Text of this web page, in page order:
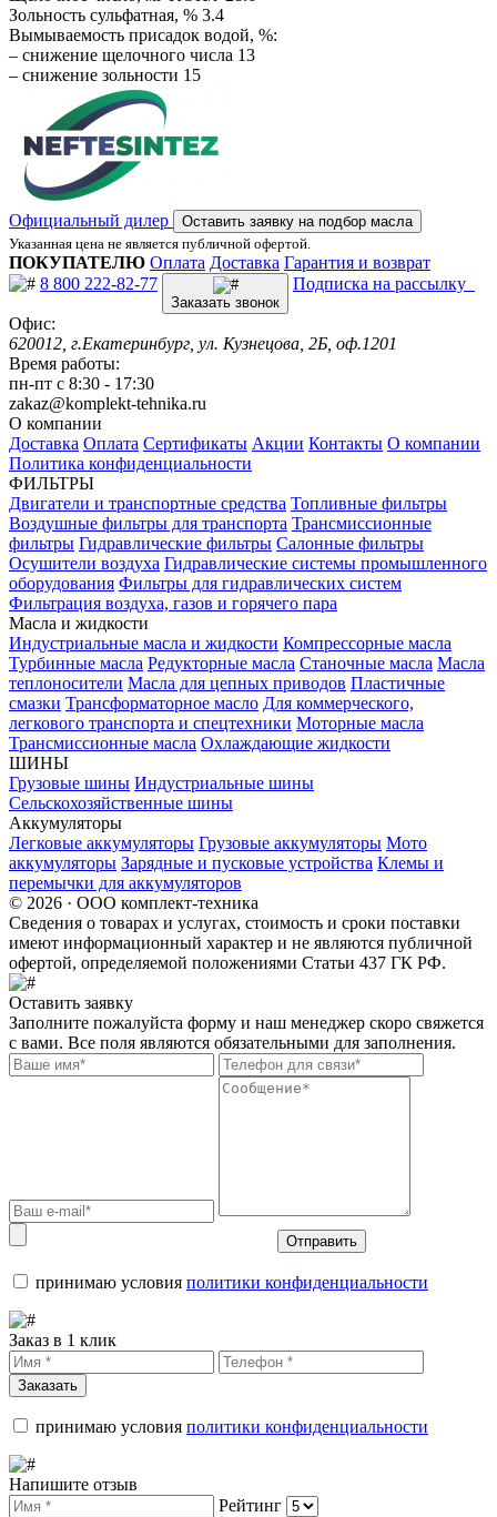
Зольность сульфатная, % 3.4
Вымываемость присадок водой, %:
– снижение щелочного числа 13
– снижение зольности 15
Официальный дилер
Оставить заявку на подбор масла
Указанная цена не является публичной офертой.
ПОКУПАТЕЛЮ Оплата Доставка Гарантия и возврат
8 800 222-82-77
Заказать звонок
Подписка на рассылку
Офис:
620012, г.Екатеринбург, ул. Кузнецова, 2Б, оф.1201
Время работы:
пн-пт с 8:30 - 17:30
zakaz@komplekt-tehnika.ru
О компании
Доставка Оплата Сертификаты Акции Контакты О компании
Политика конфиденциальности
ФИЛЬТРЫ
Двигатели и транспортные средства Топливные фильтры
Воздушные фильтры для транспорта Трансмиссионные
фильтры Гидравлические фильтры Салонные фильтры
Осушители воздуха Гидравлические системы промышленного
оборудования Фильтры для гидравлических систем
Фильтрация воздуха, газов и горячего пара
Масла и жидкости
Индустриальные масла и жидкости Компрессорные масла
Турбинные масла Редукторные масла Станочные масла Масла
теплоносители Масла для цепных приводов Пластичные
смазки Трансформаторное масло Для коммерческого,
легкового транспорта и спецтехники Моторные масла
Трансмиссионные масла Охлаждающие жидкости
ШИНЫ
Грузовые шины Индустриальные шины
Сельскохозяйственные шины
Аккумуляторы
Легковые аккумуляторы Грузовые аккумуляторы Мото
аккумуляторы Зарядные и пусковые устройства Клемы и
перемычки для аккумуляторов
© 2026 · ООО комплект-техника
Сведения о товарах и услугах, стоимость и сроки поставки
имеют информационный характер и не являются публичной
офертой, определяемой положениями Статьи 437 ГК РФ.
Оставить заявку
Заполните пожалуйста форму и наш менеджер скоро свяжется
с вами. Все поля являются обязательными для заполнения.
Отправить
принимаю условия политики конфиденциальности
Заказ в 1 клик
Заказать
принимаю условия политики конфиденциальности
Напишите отзыв
Рейтинг